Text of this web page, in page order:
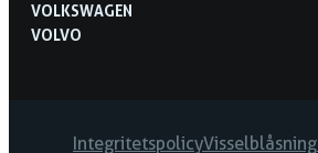
VOLKSWAGEN
VOLVO
IntegritetspolicyVisselblåsning